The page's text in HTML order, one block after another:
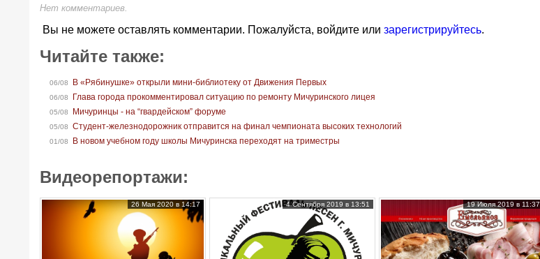
Нет комментариев.
Вы не можете оставлять комментарии. Пожалуйста, войдите или зарегистрируйтесь.
Читайте также:
06/08 В «Рябинушке» открыли мини-библиотеку от Движения Первых
06/08 Глава города прокомментировал ситуацию по ремонту Мичуринского лицея
05/08 Мичуринцы - на “гвардейском” форуме
05/08 Студент-железнодорожник отправится на финал чемпионата высоких технологий
01/08 В новом учебном году школы Мичуринска переходят на триместры
Видеорепортажи:
26 Мая 2020 в 14:17 4 Сентября 2019 в 13:51 19 Июля 2019 в 11:37